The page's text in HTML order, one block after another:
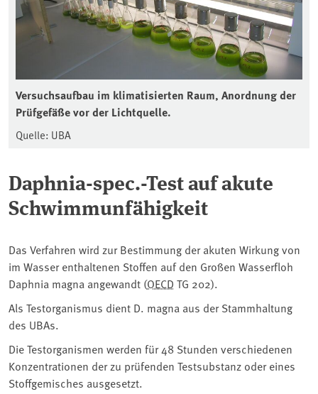
Versuchsaufbau im klimatisierten Raum, Anordnung der
Prüfgefäße vor der Lichtquelle.
Quelle: UBA
Daphnia-spec.-Test auf akute
Schwimmunfähigkeit
Das Verfahren wird zur Bestimmung der akuten Wirkung von
im Wasser enthaltenen Stoffen auf den Großen Wasserfloh
Daphnia magna angewandt (⁠OECD ⁠ TG 202).
Als Testorganismus dient D. magna aus der Stammhaltung
des ⁠UBAs⁠.
Die Testorganismen werden für 48 Stunden verschiedenen
Konzentrationen der zu prüfenden Testsubstanz oder eines
Stoffgemisches ausgesetzt.